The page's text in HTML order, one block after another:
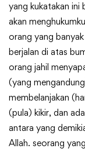
yang kukatakan ini
akan
orang yang
berjalan di atas
orang jahil
(yang
membelanjakan
(pula) kikir, dan
antara yang
Allah. seorang